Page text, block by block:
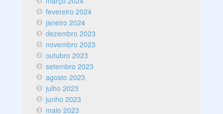
fevereiro 2024
janeiro 2024
dezembro 2023
novembro 2023
outubro 2023
setembro 2023
agosto 2023
julho 2023
junho 2023
maio 2023